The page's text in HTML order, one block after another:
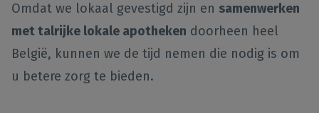
Omdat we lokaal gevestigd zijn en samenwerken
met talrijke lokale apotheken doorheen heel
België, kunnen we de tijd nemen die nodig is om
u betere zorg te bieden.